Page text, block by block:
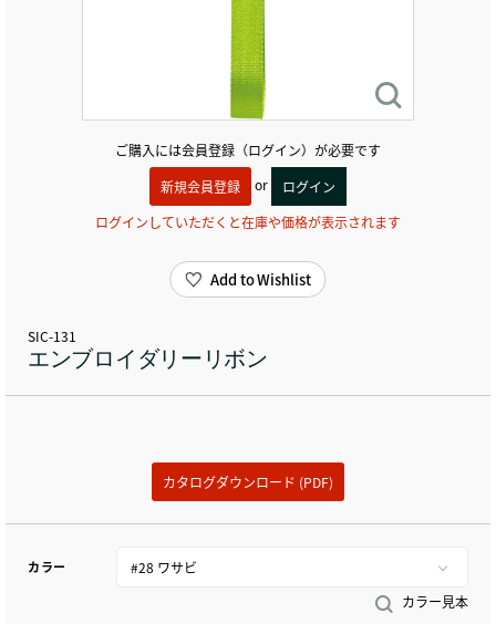
ご購入には会員登録（ログイン）が必要です
新規会員登録
or
ログイン
ログインしていただくと在庫や価格が表示されます
SIC-131
エンブロイダリーリボン
カタログダウンロード (PDF)
カラー
カラー見本
Add to Wishlist